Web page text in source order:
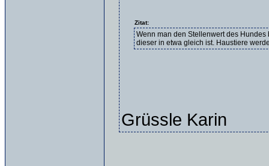
Zitat:
Wenn man den Stellenwert des
dieser in etwa gleich ist. Haustiere
Grüssle Karin